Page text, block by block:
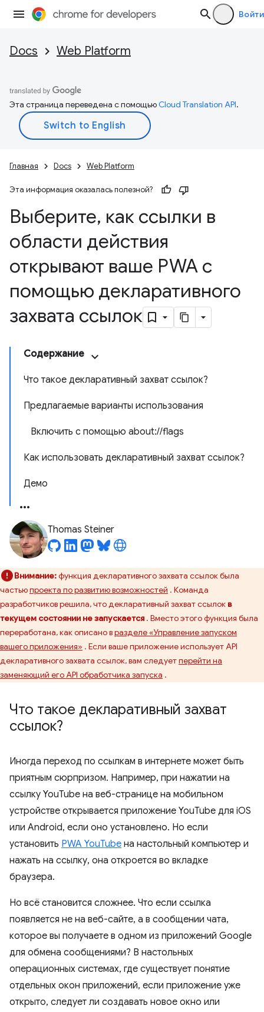
Войти
Docs Web Platform
Эта страница переведена с помощьюCloud Translation API.
Главная Docs Web Platform
Эта информация оказалась полезной?
Выберите, как ссылки в
области действия
открывают ваше PWA с
помощью декларативного
захвата ссылок
Содержание
Что такое декларативный захват ссылок?
Предлагаемые варианты использования
Включить с помощью about://flags
Как использовать декларативный захват ссылок?
Демо
Thomas Steiner
Внимание:функция декларативного захвата ссылок была
частьюпроекта по развитию возможностей . Команда
разработчиков решила, что декларативный захват ссылок в
текущем состоянии не запускается . Вместо этого функция была
переработана, как описано вразделе «Управление запуском
вашего приложения» . Если ваше приложение использует API
декларативного захвата ссылок, вам следуетперейти на
заменяющий его API обработчика запуска .
Что такое декларативный захват
ссылок?
Иногда переход по ссылкам в интернете может быть
приятным сюрпризом. Например, при нажатии на
ссылку YouTube на веб-странице на мобильном
устройстве открывается приложение YouTube для iOS
или Android, если оно установлено. Но если
установить PWA YouTube на настольный компьютер и
нажать на ссылку, она откроется во вкладке
браузера.
Но всё становится сложнее. Что если ссылка
появляется не на веб-сайте, а в сообщении чата,
которое вы получаете в одном из приложений Google
для обмена сообщениями? В настольных
операционных системах, где существует понятие
отдельных окон приложений, если приложение уже
открыто, следует ли создавать новое окно или